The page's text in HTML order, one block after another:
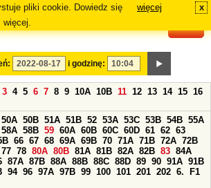
pliki cookie. Dowiedz się
więcej.
więcej x
i godzinę:
3 4 5 6 7 8 9 10A 10B 11 12 13 14 15 16
50A 50B 51A 51B 52 53A 53C 53B 54B 55A
58A 58B 59 60A 60B 60C 60D 61 62 63
66 67 68 69A 69B 70 71A 71B 72A 72B
77 78 80A 80B 81A 81B 82A 82B 83 84A
87A 87B 88A 88B 88C 88D 89 90 91A 91B
94 96 97A 97B 99 100 101 201 202 6.
F1